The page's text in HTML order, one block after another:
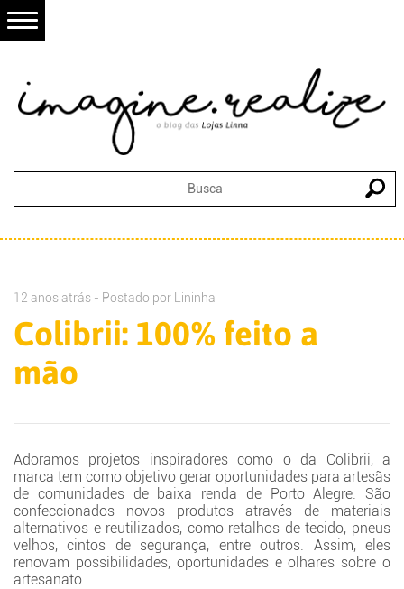
12 anos atrás - Postado por Lininha
Colibrii: 100% feito a
mão
Adoramos projetos inspiradores como o da Colibrii, a
marca tem como objetivo gerar oportunidades para artesãs
de comunidades de baixa renda de Porto Alegre. São
confeccionados novos produtos através de materiais
alternativos e reutilizados, como retalhos de tecido, pneus
velhos, cintos de segurança, entre outros. Assim, eles
renovam possibilidades, oportunidades e olhares sobre o
artesanato.